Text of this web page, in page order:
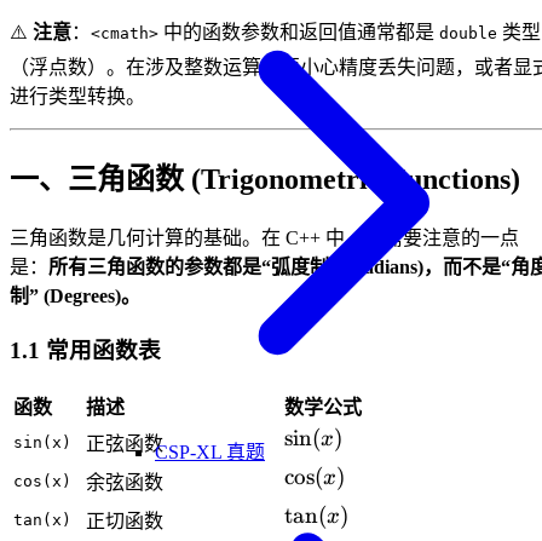
CSP-XL 真题
⚠️ 注意： <cmath> 中的函数参数和返回值通常都是 double 类型
（浮点数）。在涉及整数运算时要小心精度丢失问题，或者显
进行类型转换。
一、三角函数 (Trigonometric Functions)
三角函数是几何计算的基础。在 C++ 中，最需要注意的一点
是： 所有三角函数的参数都是“弧度制” (Radians)，而不是“角
制” (Degrees)。
1.1 常用函数表
函数 描述 数学公式
sin(x) 正弦函数 \sin(x)
sin(x)
cos(x) 余弦函数 \cos(x)
cos(x)
tan(x) 正切函数 \tan(x)
tan(x)